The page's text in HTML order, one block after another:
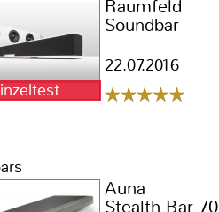
Raumfeld
Soundbar
22.07.2016
Auna
Stealth Bar 70